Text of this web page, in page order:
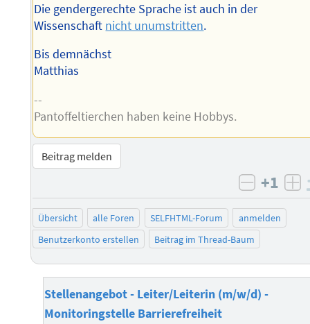
Die gendergerechte Sprache ist auch in der
Wissenschaft nicht unumstritten.
Bis demnächst
Matthias
--
Pantoffeltierchen haben keine Hobbys.
Beitrag melden
negativ
+1
Übersicht alle Foren SELFHTML-Forum
anmelden
Benutzerkonto erstellen
Beitrag im Thread-Baum
Stellenangebot - Leiter/Leiterin (m/w/d) -
Monitoringstelle Barrierefreiheit